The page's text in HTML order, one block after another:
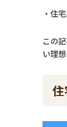
・住
この
い理